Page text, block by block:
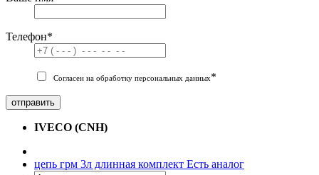
Телефон*
Согласен на обработку персональных данных*
отправить
IVECO (CNH)
цепь грм 3л длинная комплект Есть аналог